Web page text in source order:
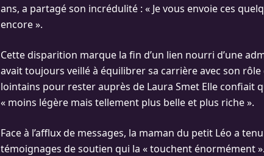
ans, a partagé son incrédulité : « Je vous envoie ces
encore ».
Cette disparition marque la fin d’un lien nourri d’une
avait toujours veillé à équilibrer sa carrière avec son
lointains pour rester auprès de Laura Smet Elle confiait
« moins légère mais tellement plus belle et plus riche ».
Face à l’afflux de messages, la maman du petit Léo a
témoignages de soutien qui la « touchent énormément